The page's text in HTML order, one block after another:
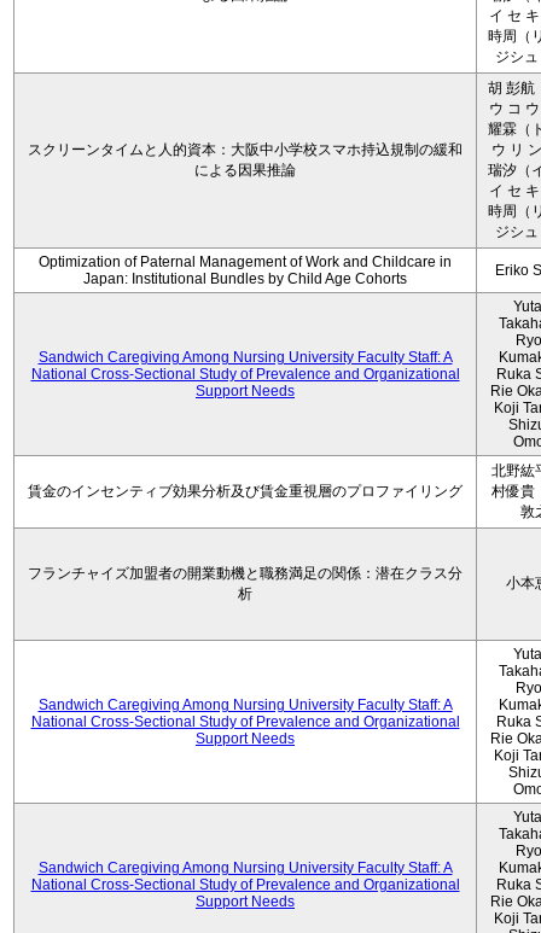
イ セ
時周（
ジシ
スクリーンタイムと人的資本：大阪中小学校スマホ持込規制の緩和
による因果推論
胡 彭航
ウ コ
耀霖（
ウ リ
瑞汐（
イ セ
時周（
ジシ
Optimization of Paternal Management of Work and Childcare in
Japan: Institutional Bundles by Child Age Cohorts
Eriko
Sandwich Caregiving Among Nursing University Faculty Staff: A
National Cross-Sectional Study of Prevalence and Organizational
Support Needs
Ruka
Rie
Koji
賃金のインセンティブ効果分析及び賃金重視層のプロファイリング
北野紘
村優貴
敦
フランチャイズ加盟者の開業動機と職務満足の関係：潜在クラス分
析
小本
Sandwich Caregiving Among Nursing University Faculty Staff: A
National Cross-Sectional Study of Prevalence and Organizational
Support Needs
Ruka
Rie
Koji
Sandwich Caregiving Among Nursing University Faculty Staff: A
National Cross-Sectional Study of Prevalence and Organizational
Support Needs
Ruka
Rie
Koji